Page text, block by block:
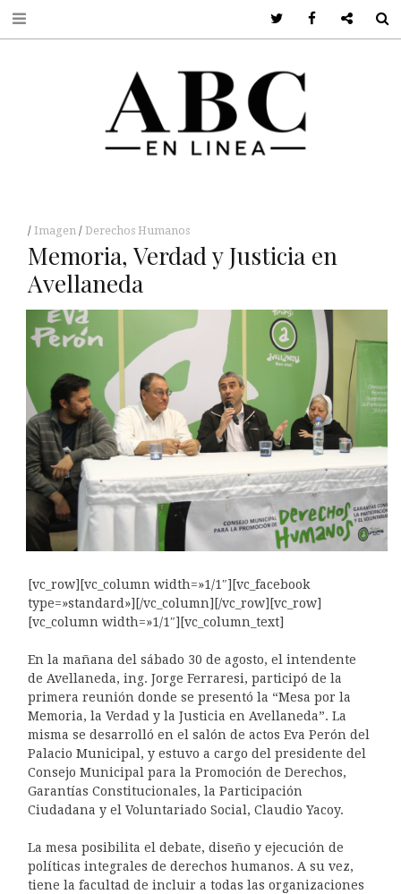
Imagen Derechos Humanos
Memoria, Verdad y Justicia en
Avellaneda
[vc_row][vc_column width=»1/1″][vc_facebook
type=»standard»][/vc_column][/vc_row][vc_row]
[vc_column width=»1/1″][vc_column_text]
En la mañana del sábado 30 de agosto, el intendente
de Avellaneda, ing. Jorge Ferraresi, participó de la
primera reunión donde se presentó la “Mesa por la
Memoria, la Verdad y la Justicia en Avellaneda”. La
misma se desarrolló en el salón de actos Eva Perón del
Palacio Municipal, y estuvo a cargo del presidente del
Consejo Municipal para la Promoción de Derechos,
Garantías Constitucionales, la Participación
Ciudadana y el Voluntariado Social, Claudio Yacoy.
La mesa posibilita el debate, diseño y ejecución de
políticas integrales de derechos humanos. A su vez,
tiene la facultad de incluir a todas las organizaciones
Twitter FacebookGoogle +